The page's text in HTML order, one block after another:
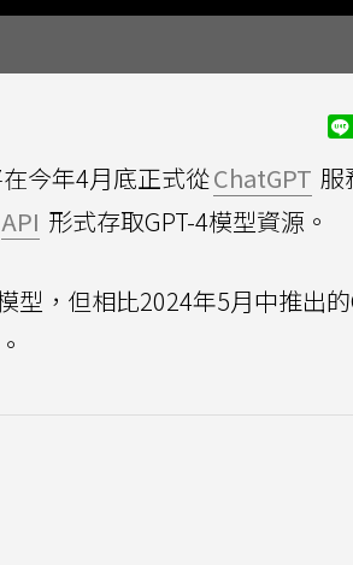
今年4月底正式從ChatGPT 服
API 形式存取GPT-4模型資源。
型，但相比2024年5月中推出